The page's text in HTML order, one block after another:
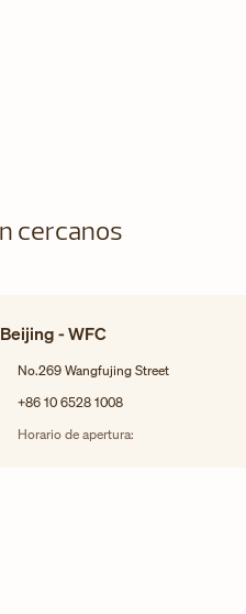
cercanos
Beijing - WFC
No.269 Wangfujing Street
+86 10 6528 1008
Horario de apertura: